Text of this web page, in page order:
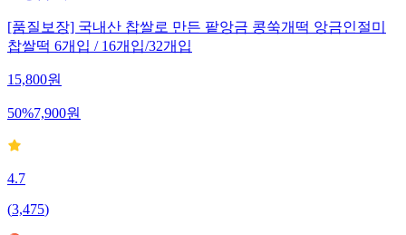
[품질보장] 국내산 찹쌀로 만든 팥앙금 콩쑥개떡 앙금인절미
찹쌀떡 6개입 / 16개입/32개입
15,800원
50%7,900원
4.7
(3,475)